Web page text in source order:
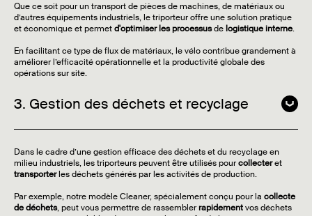
Que ce soit pour un transport de pièces de machines, de matériaux ou
d’autres équipements industriels, le triporteur offre une solution pratique
et économique et permetd'optimiser les processusde logistique interne.
En facilitant ce type de flux de matériaux, le vélo contribue grandement à
améliorer l’efficacité opérationnelle et la productivité globale des
opérations sur site.
3. Gestion des déchets et recyclage
Dans le cadre d’une gestion efficace des déchets et du recyclage en
milieu industriels, les triporteurs peuvent être utilisés pourcollecteret
transporterles déchets générés par les activités de production.
Par exemple, notre modèle Cleaner, spécialement conçu pour la collecte
de déchets, peut vous permettre de rassemblerrapidementvos déchets